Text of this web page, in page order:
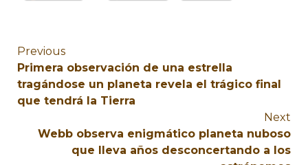
Previous
Primera observación de una estrella
tragándose un planeta revela el trágico final
que tendrá la Tierra
Next
Webb observa enigmático planeta nuboso
que lleva años desconcertando a los